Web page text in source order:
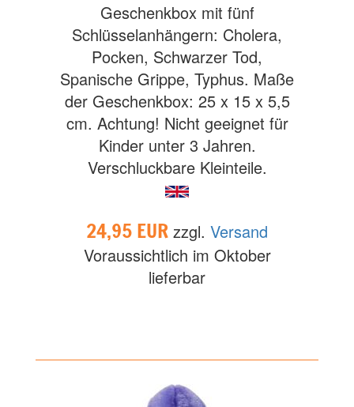
Geschenkbox mit fünf
Schlüsselanhängern: Cholera,
Pocken, Schwarzer Tod,
Spanische Grippe, Typhus. Maße
der Geschenkbox: 25 x 15 x 5,5
cm. Achtung! Nicht geeignet für
Kinder unter 3 Jahren.
Verschluckbare Kleinteile.
24,95 EUR zzgl. Versand
Voraussichtlich im Oktober
lieferbar